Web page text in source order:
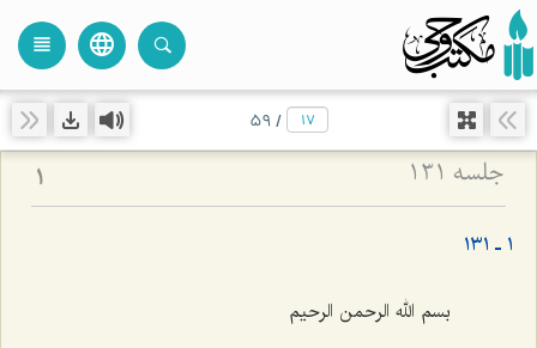
language
view_headline
/
59
جلسه ۱۳۱ 1
١ ـ ١٣١
بسم الله الرحمن الرحیم‌